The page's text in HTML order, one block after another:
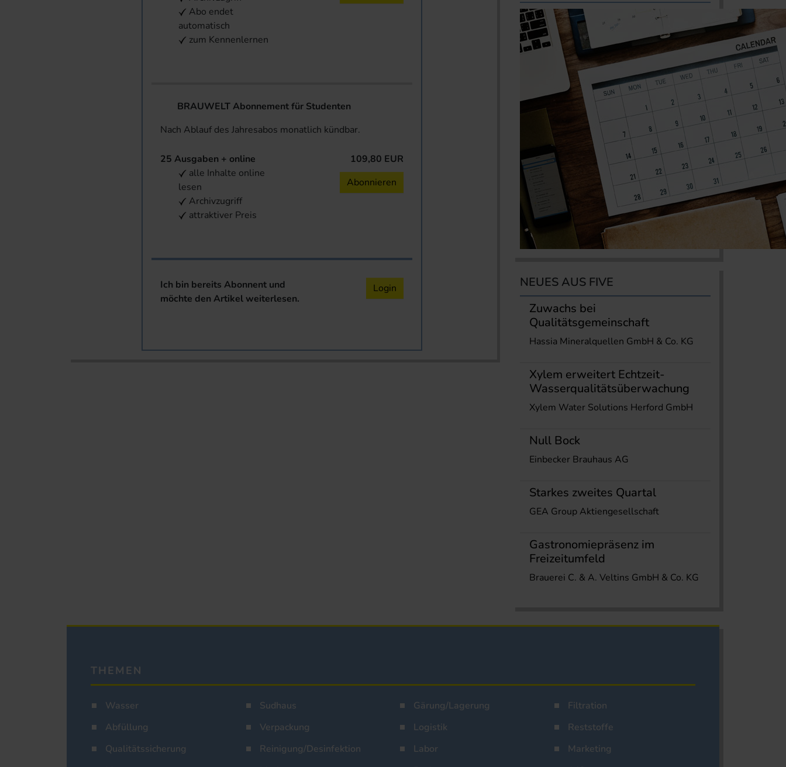
Abo endet
automatisch
zum Kennenlernen
BRAUWELT Abonnement für Studenten
Nach Ablauf des Jahresabos monatlich kündbar.
25 Ausgaben + online
alle Inhalte online
lesen
Archivzugriff
attraktiver Preis
109,80 EUR
Abonnieren
Ich bin bereits Abonnent und
möchte den Artikel weiterlesen.
Login
NEUES AUS FIVE
Zuwachs bei
Qualitätsgemeinschaft
Hassia Mineralquellen GmbH & Co. KG
Xylem erweitert Echtzeit-
Wasserqualitätsüberwachung
Xylem Water Solutions Herford GmbH
Null Bock
Einbecker Brauhaus AG
Starkes zweites Quartal
GEA Group Aktiengesellschaft
Gastronomiepräsenz im
Freizeitumfeld
Brauerei C. & A. Veltins GmbH & Co. KG
THEMEN
Wasser Sudhaus Gärung/Lagerung
Filtration
Abfüllung
Verpackung Logistik
Reststoffe
Qualitätssicherung
Reinigung/Desinfektion Labor
Marketing